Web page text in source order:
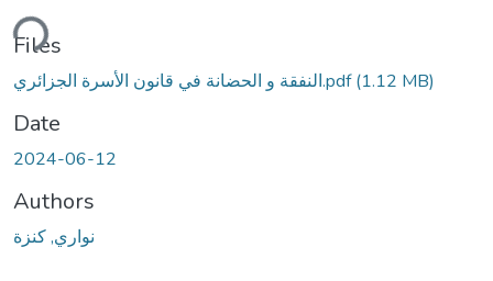
Files
النفقة و الحضانة في قانون الأسرة الجزائري.pdf(1.12 MB)
Date
2024-06-12
Authors
نواري, كنزة